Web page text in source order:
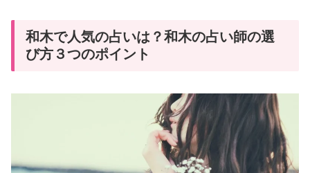
和木で人気の占いは？和木の占い師の選
び方３つのポイント